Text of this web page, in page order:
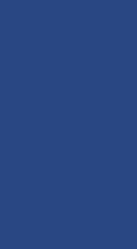
椎间盘突出 虽然与
但您可以采取以下
慢性疼痛 如果您长
请不要等到病情加
准确的诊断和合适
中文热线：